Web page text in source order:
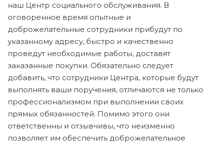
наш Центр социального обслуживания. В
оговоренное время опытные и
доброжелательные сотрудники прибудут по
указанному адресу, быстро и качественно
проведут необходимые работы, доставят
заказанные покупки. Обязательно следует
добавить, что сотрудники Центра, которые будут
выполнять ваши поручения, отличаются не только
профессионализмом при выполнении своих
прямых обязанностей. Помимо этого они
ответственны и отзывчивы, что неизменно
позволяет им обеспечить доброжелательное